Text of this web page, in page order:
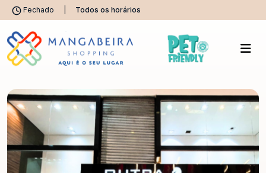
Fechado Todos os horários